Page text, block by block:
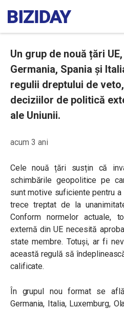
Un grup de nouă țări
Germania, Spania și
regulii dreptului de
deciziilor de politică
ale Uniunii.
acum 3 ani
Cele nouă țări susțin că
schimbările geopolitice pe
sunt motive suficiente pentru
trece treptat de la
Conform normelor actuale,
externă din UE necesită
state membre. Totuși, ar fi
această regulă să
calificate.
În grupul nou format se află
Germania, Italia, Luxemburg,